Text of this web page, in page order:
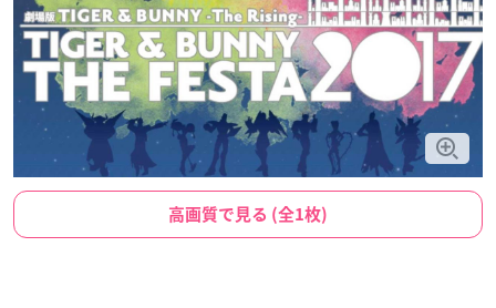
高画質で見る (全1枚)